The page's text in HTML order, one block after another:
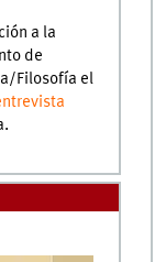
a la
de
Filosofía el